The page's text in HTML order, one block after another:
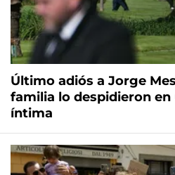
Último adiós a Jorge
familia lo despidieron en
íntima